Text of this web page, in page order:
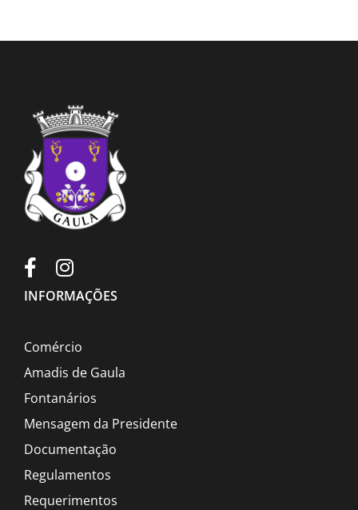
INFORMAÇÕES
Comércio
Amadis de Gaula
Fontanários
Mensagem da Presidente
Documentação
Regulamentos
Requerimentos